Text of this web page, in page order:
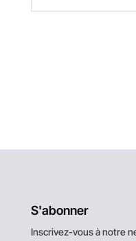
S'abonner
Inscrivez-vous à notre